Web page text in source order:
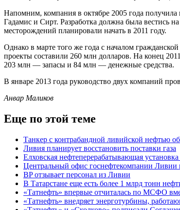
Напомним, компания в октябре 2005 года получила
Гадамис и Сирт. Разработка должна была вестись
месторождений планировали начать в 2011 году.
Однако в марте того же года с началом
проекты составили 260 млн долларов. На конец
203 млн — запасы и 84 млн — денежные средства.
В январе 2013 года руководство двух компаний
Анвар Маликов
Еще по этой теме
Танкер с контрабандной ливийской нефтью
Ливия планирует восстановить поставки газа
Елховская нефтеперерабатывающая установка
Центральный офис госнефтекомпании Ливии
BP отзывает персонал из Ливии
В Татарстане еще есть более 1 млрд тонн
«Татнефть» впервые отчиталась по МСФО
«Татнефть» внедряет энерготурбины,